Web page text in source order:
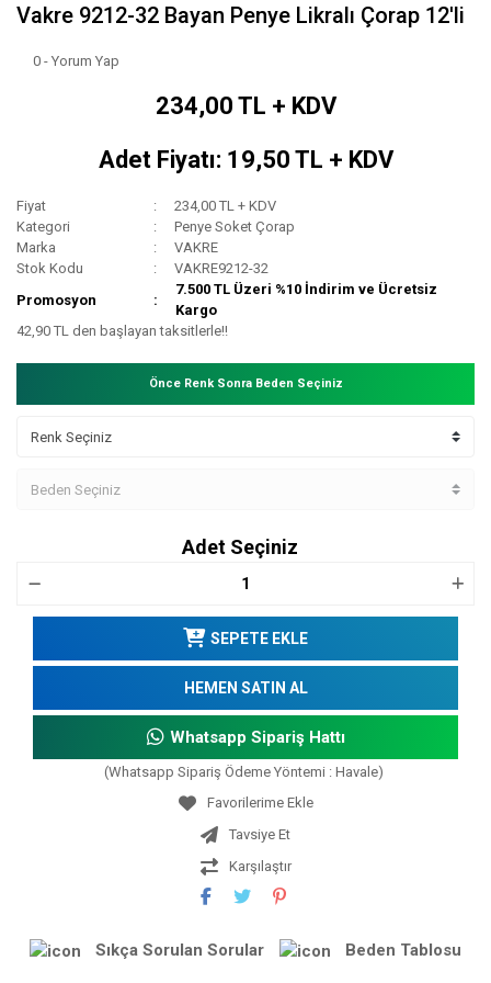
Vakre 9212-32 Bayan Penye Likralı Çorap 12'li
0 - Yorum Yap
234,00 TL + KDV
Adet Fiyatı: 19,50 TL + KDV
Fiyat
234,00 TL + KDV
Kategori
Penye Soket Çorap
Marka
VAKRE
Stok Kodu
VAKRE9212-32
Promosyon
7.500 TL Üzeri %10 İndirim ve Ücretsiz
Kargo
42,90 TL den başlayan taksitlerle!!
Önce Renk Sonra Beden Seçiniz
Adet Seçiniz
SEPETE EKLE
HEMEN SATIN AL
Whatsapp Sipariş Hattı
(Whatsapp Sipariş Ödeme Yöntemi : Havale)
Tavsiye Et
Karşılaştır
Sıkça Sorulan Sorular Beden Tablosu